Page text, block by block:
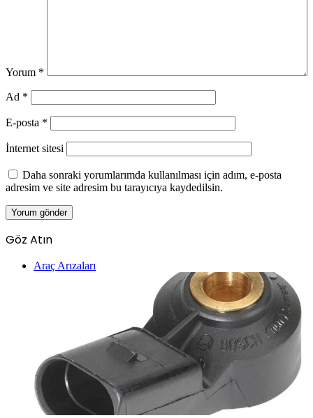
Yorum *
Ad *
E-posta *
İnternet sitesi
Daha sonraki yorumlarımda kullanılması için adım, e-posta
adresim ve site adresim bu tarayıcıya kaydedilsin.
Göz Atın
Araç Arızaları